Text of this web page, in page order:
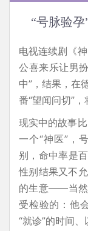
“号脉验
电视连续剧《
公喜来乐让男
中”，结果，在
番“望闻问切”
现实中的故事
一个“神医”，
别，命中率是
性别结果又不
的生意——当然
受检验的：他
“就诊”的时间、